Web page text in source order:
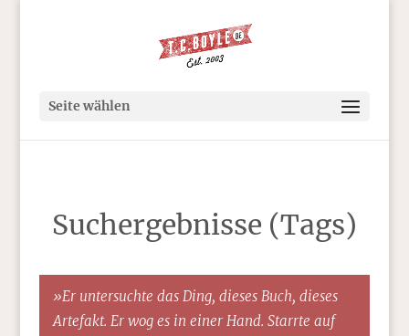
Seite wählen
Suchergebnisse (Tags)
»Er untersuchte das Ding, dieses Buch, dieses
Artefakt. Er wog es in einer Hand. Starrte auf